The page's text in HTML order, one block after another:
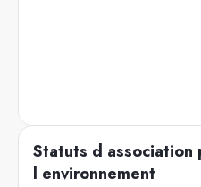
Statuts d
l environnement